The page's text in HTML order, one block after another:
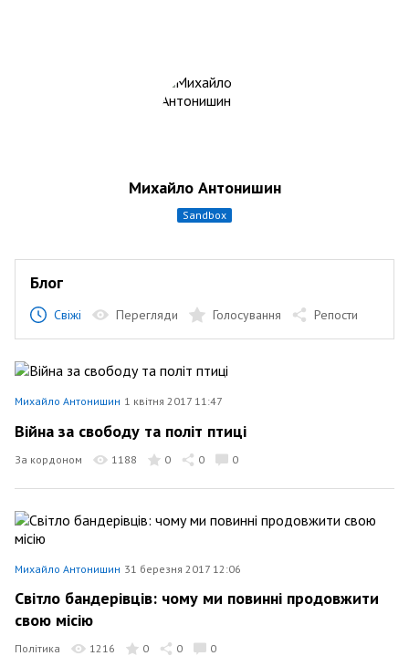
Михайло Антонишин
sandbox
Блог
Свіжі Перегляди Голосування Репости
Михайло Антонишин 1 квітня 2017 11:47
Війна за свободу та політ птиці
За кордоном 1188 0 0 0
Михайло Антонишин 31 березня 2017 12:06
Світло бандерівців: чому ми повинні продовжити
свою місію
Політика 1216 0 0 0